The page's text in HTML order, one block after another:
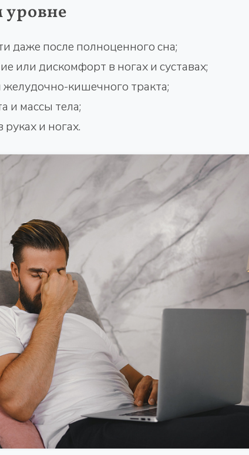
даже после полноценного сна;
или дискомфорт в ногах и суставах;
кишечного тракта;
и массы тела;
и ногах.